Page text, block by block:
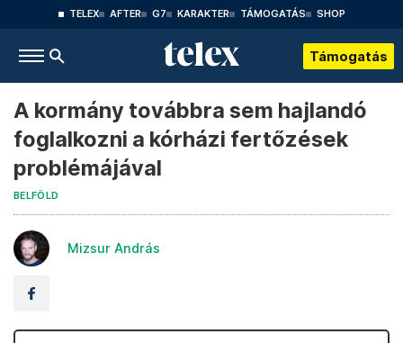
TELEX AFTER G7 KARAKTER TÁMOGATÁS SHOP
Támogatás
A kormány továbbra sem hajlandó
foglalkozni a kórházi fertőzések
problémájával
BELFÖLD
Mizsur András